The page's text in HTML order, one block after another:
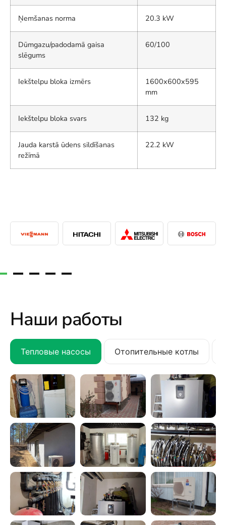
Ņemšanas norma 20.3 kW
Dūmgazu/padodamā gaisa
slēgums
60/100
Iekštelpu bloka izmērs
1600x600x595
mm
Iekštelpu bloka svars 132 kg
Jauda karstā ūdens sildīšanas
režīmā
22.2 kW
Наши работы
Тепловые насосы Отопительные котлы